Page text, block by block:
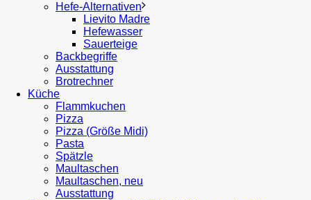
Hefe-Alternativen
Lievito Madre
Hefewasser
Sauerteige
Backbegriffe
Ausstattung
Brotrechner
Küche
Flammkuchen
Pizza
Pizza (Größe Midi)
Pasta
Spätzle
Maultaschen
Maultaschen, neu
Ausstattung